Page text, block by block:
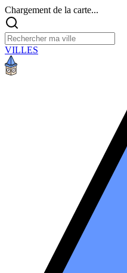
Chargement de la carte...
VILLES